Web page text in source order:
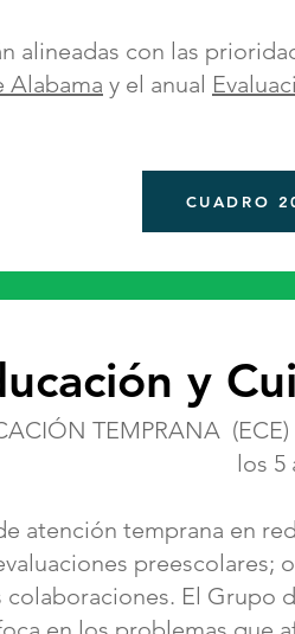
alineadas con las
Alabama y el anual
CUADRO
y
TEMPRANA
los 5
atención temprana en
preescolares;
colaboraciones. El Grupo